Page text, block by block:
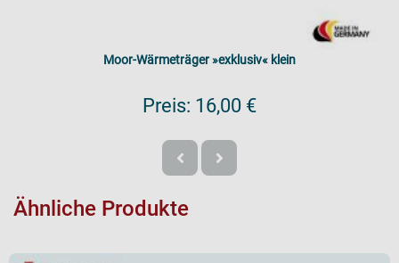
Moor-Wärmeträger »exklusiv« klein
Preis: 16,00 €
Ähnliche Produkte